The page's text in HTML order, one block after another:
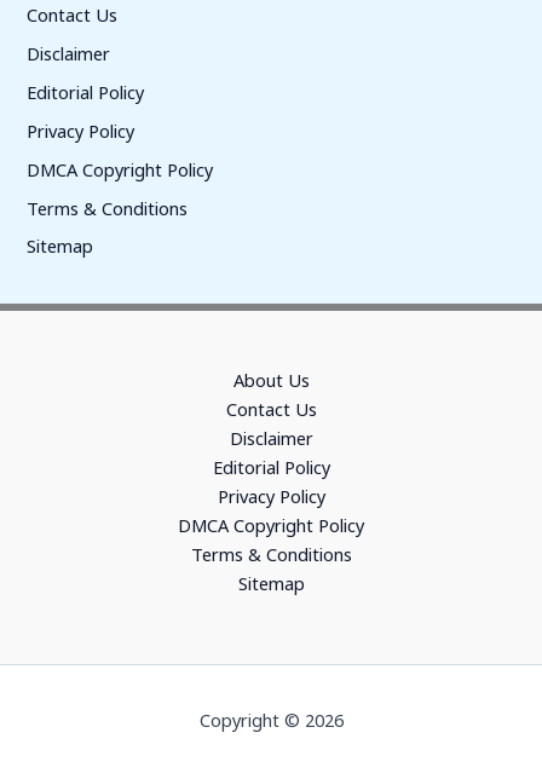
Contact Us
Disclaimer
Editorial Policy
Privacy Policy
DMCA Copyright Policy
Terms & Conditions
Sitemap
About Us
Contact Us
Disclaimer
Editorial Policy
Privacy Policy
DMCA Copyright Policy
Terms & Conditions
Sitemap
Copyright © 2026